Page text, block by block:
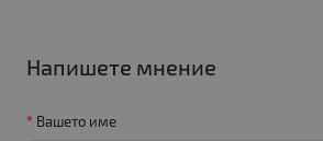
Напишете мнение
Вашето име